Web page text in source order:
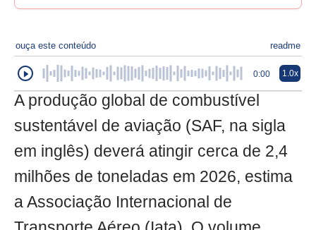
ouça este conteúdo readme
0:00 1.0x
A produção global de combustível
sustentável de aviação (SAF, na sigla
em inglês) deverá atingir cerca de 2,4
milhões de toneladas em 2026, estima
a Associação Internacional de